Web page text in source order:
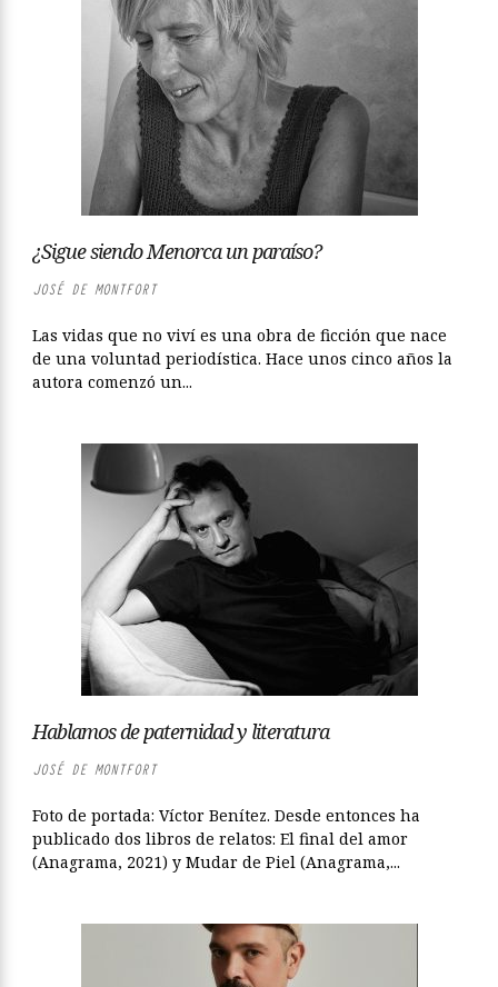
¿Sigue siendo Menorca un paraíso?
JOSÉ DE MONTFORT
Las vidas que no viví es una obra de ficción que nace
de una voluntad periodística. Hace unos cinco años la
autora comenzó un...
Hablamos de paternidad y literatura
JOSÉ DE MONTFORT
Foto de portada: Víctor Benítez. Desde entonces ha
publicado dos libros de relatos: El final del amor
(Anagrama, 2021) y Mudar de Piel (Anagrama,...